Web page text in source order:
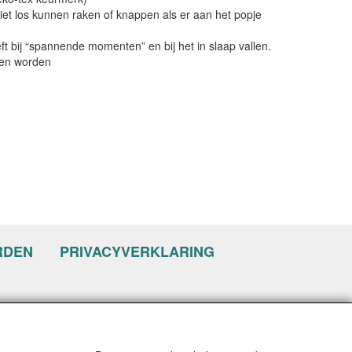
los kunnen raken of knappen als er aan het popje
“spannende momenten” en bij het in slaap vallen.
worden
PRIVACYVERKLARING